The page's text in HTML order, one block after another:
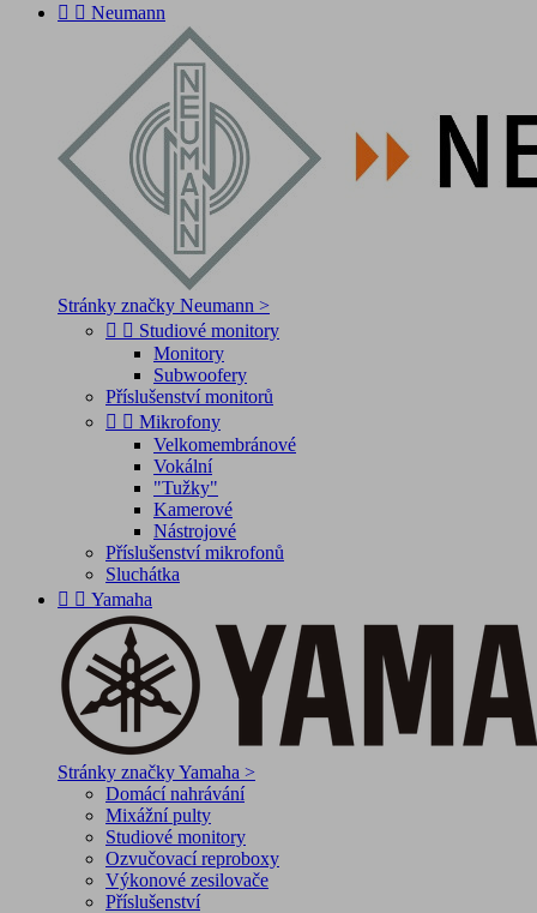
  Neumann
Stránky značky Neumann >
  Studiové monitory
Monitory
Subwoofery
Příslušenství monitorů
  Mikrofony
Velkomembránové
Vokální
"Tužky"
Kamerové
Nástrojové
Příslušenství mikrofonů
Sluchátka
  Yamaha
Stránky značky Yamaha >
Domácí nahrávání
Mixážní pulty
Studiové monitory
Ozvučovací reproboxy
Výkonové zesilovače
Příslušenství